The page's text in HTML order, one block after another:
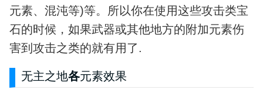
元素、混沌等)等。所以你在使用这些攻击类宝
石的时候，如果武器或其他地方的附加元素伤
害到攻击之类的就有用了.
无主之地各元素效果